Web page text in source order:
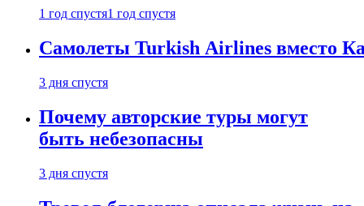
1 год спустя1 год спустя
Самолеты Turkish Airlines вместо
3 дня спустя
Почему авторские туры могут
быть небезопасны
3 дня спустя